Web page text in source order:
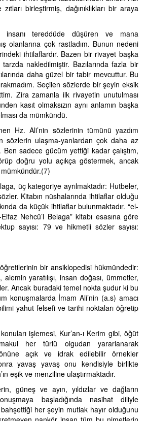
birleştirmiş, dağınıklıkları bir araya
insanı tereddüde düşüren ve mana
olanlarına çok rastladım. Bunun nedeni
ihtilaflardır. Bazen bir rivayet başka
nakledilmiştir. Bazılarında fazla bir
daha güzel bir tabir mevcuttur. Bu
Seçilen sözlerde bir şeyin eksik
Zira zamanla ilk rivayetin unutulması
kasıt olmaksızın aynı anlamın başka
da mümkündü.
Hz. Ali’nin sözlerinin tümünü yazdım
sözlerin ulaşma-yanlardan çok daha az
sadece gücüm yettiği kadar çalıştım,
doğru yolu açıkça göstermek, ancak
mümkündür.(7)
üç kategoriye ayrılmaktadır: Hutbeler,
Kitabın nüshalarında ihtilaflar olduğu
da küçük ihtilaflar bulunmaktadır. “el-
Nehcü’l Belaga” kitabı esasına göre
sayısı: 79 ve hikmetli sözler sayısı:
bir ansiklopedisi hükmündedir:
yaratılışı, insan doğası, ümmetler,
Ancak buradaki temel nokta şudur ki bu
konuşmalarda İmam Ali’nin (a.s) amacı
yahut felsefi ve tarihi noktaları öğretip
işlemesi, Kur’an-ı Kerim gibi, öğüt
her türlü olgudan yararlanarak
açık ve idrak edilebilir örnekler
yavaş yavaş onu kendisiyle birlikte
eşik ve menziline ulaştırmaktadır.
güneş ve ayın, yıldızlar ve dağların
başladığında nasihat diliyle
her şeyin mutlak hayır olduğunu